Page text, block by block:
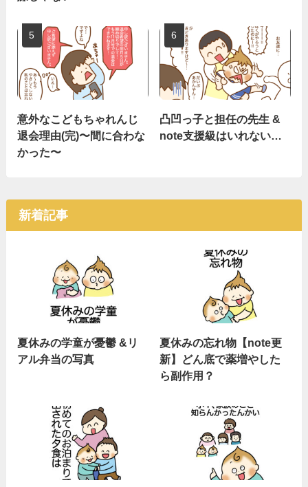
意外なこどもちゃれんじ
退会理由(完)〜間に合わな
かった〜
凸凹っ子と担任の先生 &
note支援級はいれない…
新着記事
夏休みの学童が憂鬱 &リ
アル弁当の写真
夏休みの忘れ物【note更
新】どん底で薬増やした
ら副作用？